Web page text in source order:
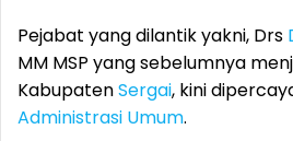
Pejabat yang dilantik yakni, Drs
MM MSP yang sebelumnya
KabupatenSergai, kini
Administrasi Umum.